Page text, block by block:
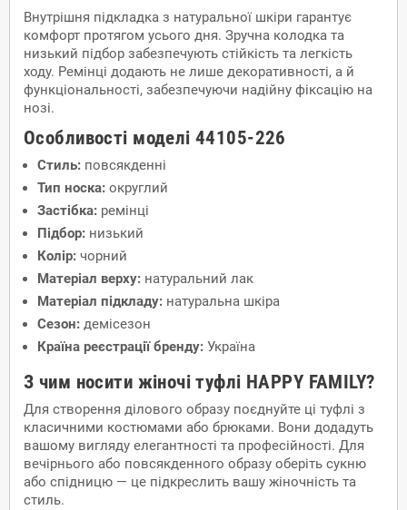
Внутрішня підкладка з натуральної шкіри гарантує
комфорт протягом усього дня. Зручна колодка та
низький підбор забезпечують стійкість та легкість
ходу. Ремінці додають не лише декоративності, а й
функціональності, забезпечуючи надійну фіксацію на
нозі.
Особливості моделі 44105-226
Стиль: повсякденні
Тип носка: округлий
Застібка: ремінці
Підбор: низький
Колір: чорний
Матеріал верху: натуральний лак
Матеріал підкладу: натуральна шкіра
Сезон: демісезон
Країна реєстрації бренду: Україна
З чим носити жіночі туфлі HAPPY FAMILY?
Для створення ділового образу поєднуйте ці туфлі з
класичними костюмами або брюками. Вони додадуть
вашому вигляду елегантності та професійності. Для
вечірнього або повсякденного образу оберіть сукню
або спідницю — це підкреслить вашу жіночність та
стиль.